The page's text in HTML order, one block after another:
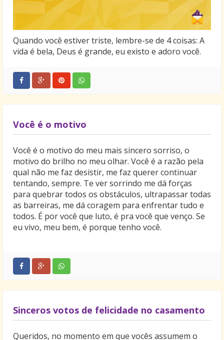
Quando você estiver triste, lembre-se de 4 coisas: A
vida é bela, Deus é grande, eu existo e adoro você.
Você é o motivo
Você é o motivo do meu mais sincero sorriso, o
motivo do brilho no meu olhar. Você é a razão pela
qual não me faz desistir, me faz querer continuar
tentando, sempre. Te ver sorrindo me dá forças
para quebrar todos os obstáculos, ultrapassar todas
as barreiras, me dá coragem para enfrentar tudo e
todos. É por você que luto, é pra você que venço. Se
eu vivo, meu bem, é porque tenho você.
Sinceros votos de felicidade no casamento
Queridos, no momento em que vocês assumem o